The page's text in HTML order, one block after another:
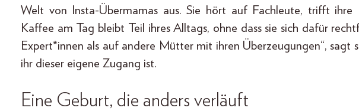
Welt von Insta-Übermamas aus. Sie hört auf Fachleute, trifft ihre
Kaffee am Tag bleibt Teil ihres Alltags, ohne dass sie sich dafür
Expert*innen als auf andere Mütter mit ihren Überzeugungen“, sagt
ihr dieser eigene Zugang ist.
Eine Geburt, die anders verläuft